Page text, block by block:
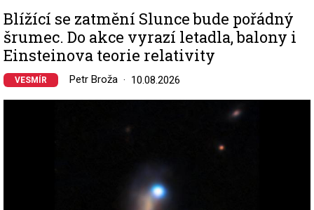
Blížící se zatmění Slunce bude pořádný
šrumec. Do akce vyrazí letadla, balony i
Einsteinova teorie relativity
VESMÍR Petr Broža 10.08.2026